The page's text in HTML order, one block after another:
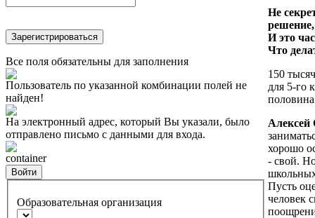
Зарегистрироваться
Все поля обязательны для заполнения
Пользователь по указанной комбинации полей не
найден!
На электронный адрес, который Вы указали, было
отправлено письмо с данными для входа.
container
Войти
Образовательная организация
Не
И это
Что
150
для 5-го
Алексей
хорошо
- свой.
Пусть
человек